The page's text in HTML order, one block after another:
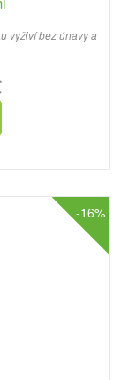
vyživí bez únavy a
-16%